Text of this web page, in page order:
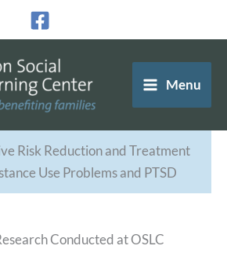
Menu
Risk Reduction and Treatment
Use Problems and PTSD
Conducted at OSLC